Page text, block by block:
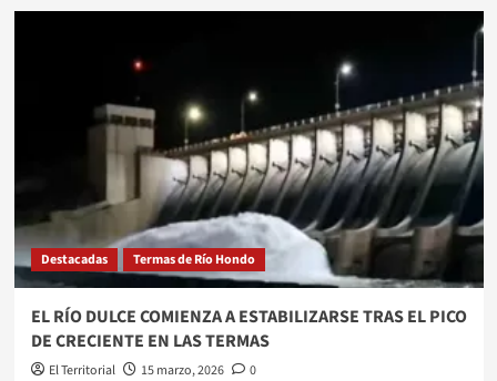
LAS
PREPARA
FOLKLORE
FIFAS
CON
25
DELEGACIONES
CONFIRMADAS
Destacadas Termas de Río Hondo
EL RÍO DULCE COMIENZA A ESTABILIZARSE TRAS EL PICO
DE CRECIENTE EN LAS TERMAS
El Territorial 15 marzo, 2026
0